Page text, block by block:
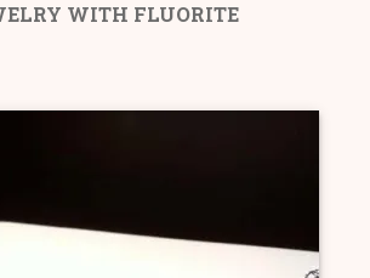
WITH FLUORITE